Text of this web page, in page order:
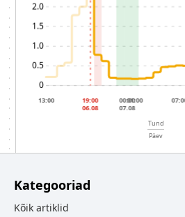
Tund
Päev
Kategooriad
Kõik artiklid